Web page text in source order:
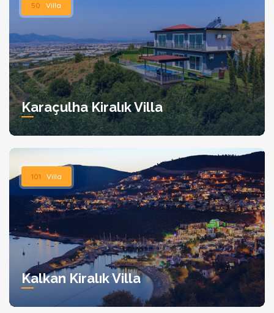
50 Villa
Karaçulha Kiralık Villa
101 Villa
Kalkan Kiralık Villa